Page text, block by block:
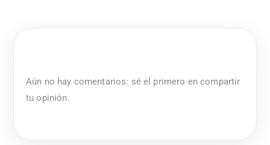
Aún no hay comentarios: sé el primero en compartir
tu opinión.